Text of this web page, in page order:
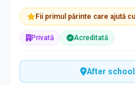
Fii primul părinte care ajută
Privată Acreditată
After